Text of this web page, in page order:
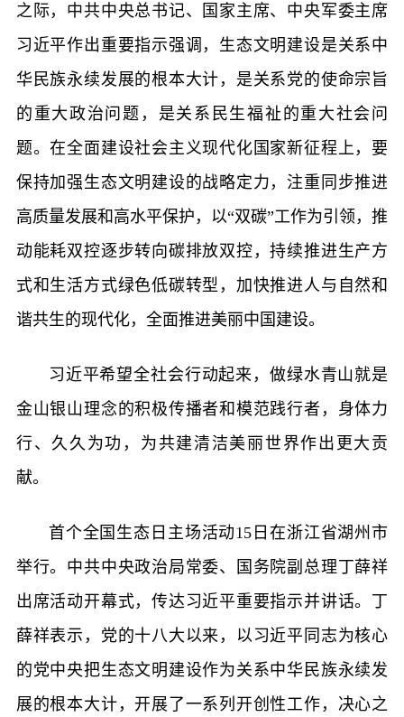
之际，中共中央总书记、国家主席、中央军委主席
习近平作出重要指示强调，生态文明建设是关系中
华民族永续发展的根本大计，是关系党的使命宗旨
的重大政治问题，是关系民生福祉的重大社会问
题。在全面建设社会主义现代化国家新征程上，要
保持加强生态文明建设的战略定力，注重同步推进
高质量发展和高水平保护，以“双碳”工作为引领，推
动能耗双控逐步转向碳排放双控，持续推进生产方
式和生活方式绿色低碳转型，加快推进人与自然和
谐共生的现代化，全面推进美丽中国建设。
习近平希望全社会行动起来，做绿水青山就是
金山银山理念的积极传播者和模范践行者，身体力
行、久久为功，为共建清洁美丽世界作出更大贡
献。
首个全国生态日主场活动15日在浙江省湖州市
举行。中共中央政治局常委、国务院副总理丁薛祥
出席活动开幕式，传达习近平重要指示并讲话。丁
薛祥表示，党的十八大以来，以习近平同志为核心
的党中央把生态文明建设作为关系中华民族永续发
展的根本大计，开展了一系列开创性工作，决心之